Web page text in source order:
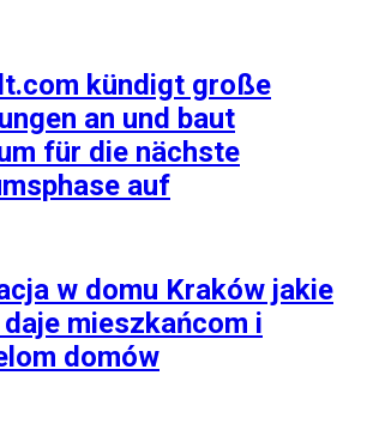
kündigt große
an und baut
für die nächste
auf
w domu Kraków jakie
mieszkańcom i
domów